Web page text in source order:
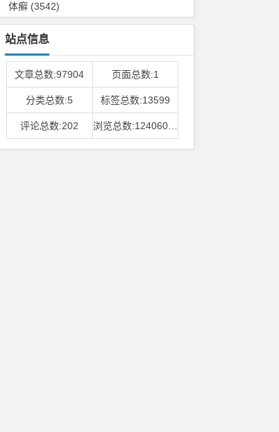
体癣 (3542)
站点信息
文章总数:97904 页面总数:1
分类总数:5 标签总数:13599
评论总数:202 浏览总数:12406006